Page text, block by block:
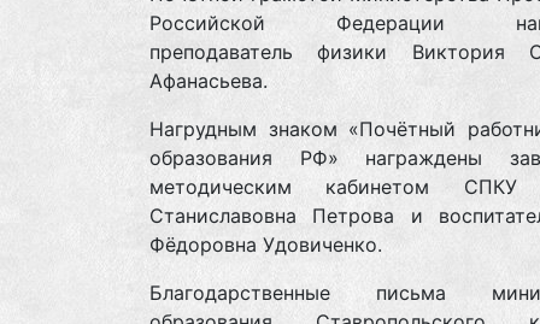
Российской Федерации
преподаватель физики Виктория
Афанасьева.
Нагрудным знаком «Почётный
образования РФ» награждены
методическим кабинетом СПКУ
Станиславовна Петрова и
Фёдоровна Удовиченко.
Благодарственные письма